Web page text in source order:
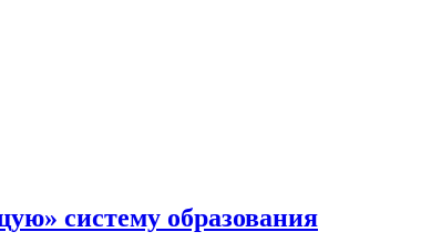
систему образования